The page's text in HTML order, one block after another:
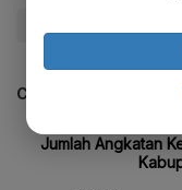
CEK JUGA DATA INI